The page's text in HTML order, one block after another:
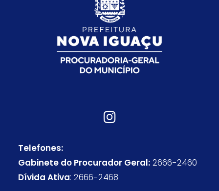
Telefones:
Gabinete do Procurador Geral: 2666-2460
Dívida Ativa: 2666-2468